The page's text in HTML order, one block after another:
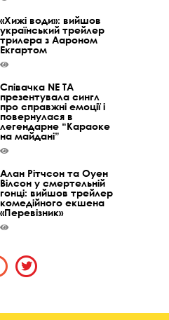
«Хижі води»: вийшов
український трейлер
трилера з Аароном
Екгартом
Співачка NE TA
презентувала сингл
про справжні емоції і
повернулася в
легендарне “Караоке
на майдані”
Алан Рітчсон та Оуен
Вілсон у смертельній
гонці: вийшов трейлер
комедійного екшена
«Перевізник»